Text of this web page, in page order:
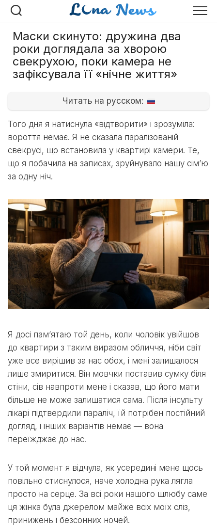
Перейти
Маски скинуто: дружина два
роки доглядала за хворою
свекрухою, поки камера не
зафіксувала її «нічне життя»
Читать на русском:
Того дня я натиснула «відтворити» і зрозуміла:
вороття немає. Я не сказала паралізованій
свекрусі, що встановила у квартирі камери. Те,
що я побачила на записах, зруйнувало нашу сім’ю
за одну ніч.
Я досі пам’ятаю той день, коли чоловік увійшов
до квартири з таким виразом обличчя, ніби світ
уже все вирішив за нас обох, і мені залишалося
лише змиритися. Він мовчки поставив сумку біля
стіни, сів навпроти мене і сказав, що його мати
більше не може залишатися сама. Після інсульту
лікарі підтвердили параліч, їй потрібен постійний
догляд, і інших варіантів немає — вона
переїжджає до нас.
У той момент я відчула, як усередині мене щось
повільно стиснулося, наче холодна рука лягла
просто на серце. За всі роки нашого шлюбу саме
ця жінка була джерелом майже всіх моїх сліз,
принижень і безсонних ночей.